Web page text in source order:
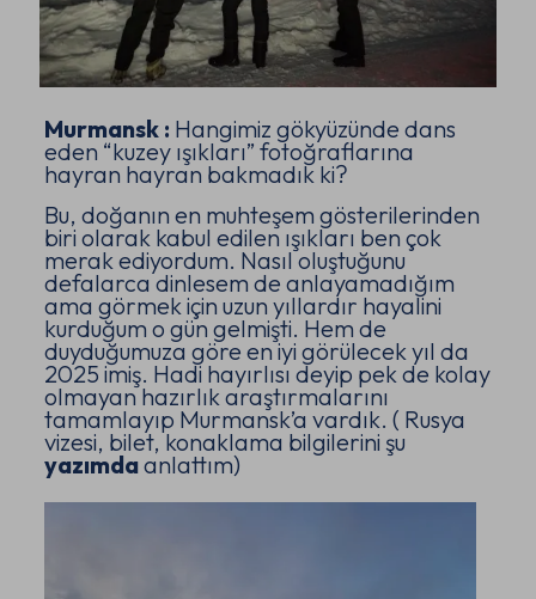
Murmansk : Hangimiz gökyüzünde dans
eden “kuzey ışıkları” fotoğraflarına
hayran hayran bakmadık ki?
Bu, doğanın en muhteşem gösterilerinden
biri olarak kabul edilen ışıkları ben çok
merak ediyordum. Nasıl oluştuğunu
defalarca dinlesem de anlayamadığım
ama görmek için uzun yıllardır hayalini
kurduğum o gün gelmişti. Hem de
duyduğumuza göre en iyi görülecek yıl da
2025 imiş. Hadi hayırlısı deyip pek de kolay
olmayan hazırlık araştırmalarını
tamamlayıp Murmansk’a vardık. ( Rusya
vizesi, bilet, konaklama bilgilerini şu
yazımdaanlattım)